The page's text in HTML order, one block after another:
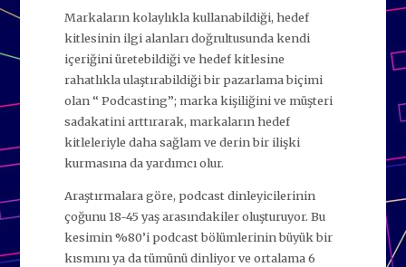
Markaların kolaylıkla kullanabildiği, hedef
kitlesinin ilgi alanları doğrultusunda kendi
içeriğini üretebildiği ve hedef kitlesine
rahatlıkla ulaştırabildiği bir pazarlama biçimi
olan “ Podcasting”; marka kişiliğini ve müşteri
sadakatini arttırarak, markaların hedef
kitleleriyle daha sağlam ve derin bir ilişki
kurmasına da yardımcı olur.
Araştırmalara göre, podcast dinleyicilerinin
çoğunu 18-45 yaş arasındakiler oluşturuyor. Bu
kesimin %80’i podcast bölümlerinin büyük bir
kısmını ya da tümünü dinliyor ve ortalama 6